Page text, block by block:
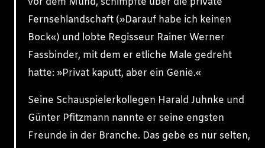
Fernsehlandschaft (»Darauf habe ich keinen
Bock«) und lobte Regisseur Rainer Werner
Fassbinder, mit dem er etliche Male gedreht
hatte: »Privat kaputt, aber ein Genie.«
Seine Schauspielerkollegen Harald Juhnke und
Günter Pfitzmann nannte er seine engsten
Freunde in der Branche. Das gebe es nur selten,